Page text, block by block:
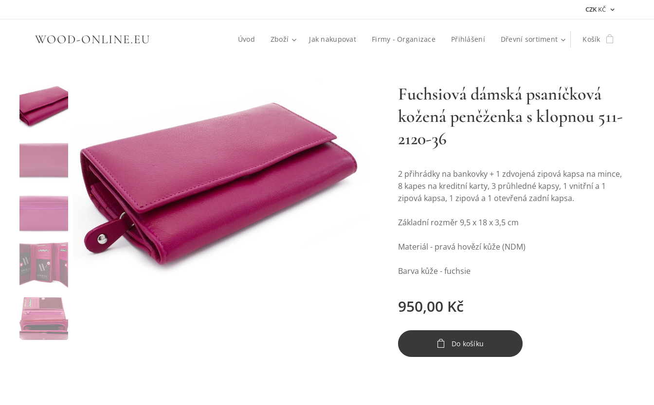
CZK KČ
WOOD-ONLINE.EU Úvod Zboží Jak nakupovat Firmy - Organizace Přihlášení Dřevní sortiment Košík
Fuchsiová dámská psaníčková
kožená peněženka s klopnou 511-
2120-36
2 přihrádky na bankovky + 1 zdvojená zipová kapsa na mince,
8 kapes na kreditní karty, 3 průhledné kapsy, 1 vnitřní a 1
zipová kapsa, 1 zipová a 1 otevřená zadní kapsa.
Základní rozměr 9,5 x 18 x 3,5 cm
Materiál - pravá hovězí kůže (NDM)
Barva kůže - fuchsie
950,00 Kč
Do košíku